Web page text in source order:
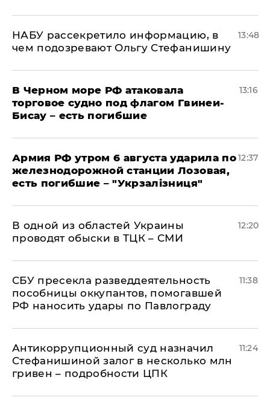
НАБУ рассекретило информацию, в
чем подозревают Ольгу Стефанишину
13:48
В Черном море РФ атаковала
торговое судно под флагом Гвинеи-
Бисау – есть погибшие
13:16
Армия РФ утром 6 августа ударила по
железнодорожной станции Лозовая,
есть погибшие – "Укрзалізниця"
12:37
В одной из областей Украины
проводят обыски в ТЦК – СМИ
12:20
СБУ пресекла разведдеятельность
пособницы оккупантов, помогавшей
РФ наносить удары по Павлограду
11:38
Антикоррупционный суд назначил
Стефанишиной залог в несколько млн
гривен – подробности ЦПК
11:24